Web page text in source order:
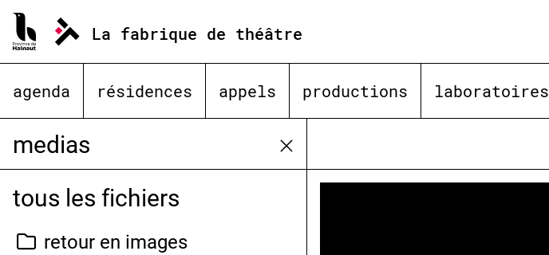
contenu
La fabrique de théâtre
agenda résidences appels productions laboratoires
medias
tous les fichiers
retour en images